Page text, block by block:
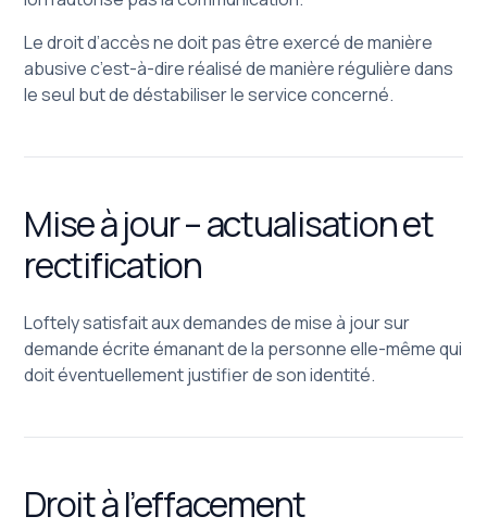
Le droit d’accès ne doit pas être exercé de manière
abusive c’est-à-dire réalisé de manière régulière dans
le seul but de déstabiliser le service concerné.
Mise à jour – actualisation et
rectification
Loftely satisfait aux demandes de mise à jour sur
demande écrite émanant de la personne elle-même qui
doit éventuellement justifier de son identité.
Droit à l’effacement